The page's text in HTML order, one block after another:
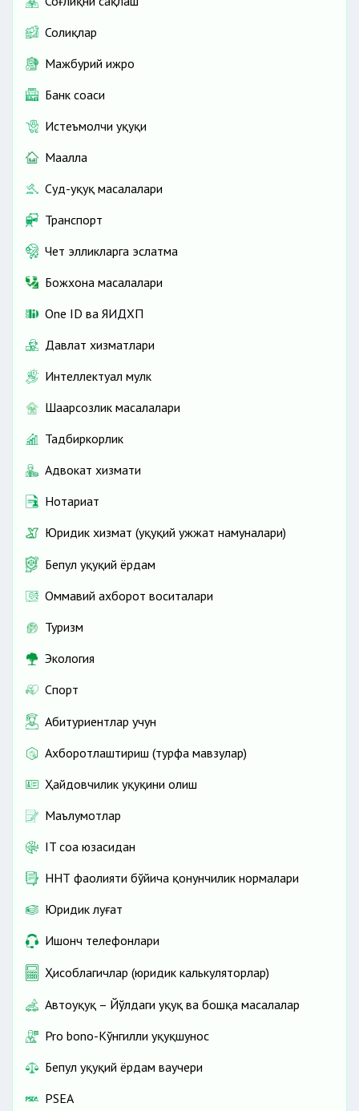
Солиқлар
Мажбурий ижро
Банк соҳаси
Истеъмолчи ҳуқуқи
Маҳалла
Суд-ҳуқуқ масалалари
Транспорт
Чет элликларга эслатма
Божхона масалалари
One ID ва ЯИДХП
Давлат хизматлари
Интеллектуал мулк
Шаҳарсозлик масалалари
Тадбиркорлик
Адвокат хизмати
Нотариат
Юридик хизмат (ҳуқуқий ҳужжат намуналари)
Бепул ҳуқуқий ёрдам
Оммавий ахборот воситалари
Туризм
Экология
Спорт
Абитуриентлар учун
Ахборотлаштириш (турфа мавзулар)
Ҳайдовчилик ҳуқуқини олиш
Маълумотлар
IT соҳа юзасидан
ННТ фаолияти бўйича қонунчилик нормалари
Юридик луғат
Ишонч телефонлари
Ҳисоблагичлар (юридик калькуляторлар)
Автоҳуқуқ – Йўлдаги ҳуқуқ ва бошқа масалалар
Pro bono-Кўнгилли ҳуқуқшунос
Бепул ҳуқуқий ёрдам ваучери
PSEA